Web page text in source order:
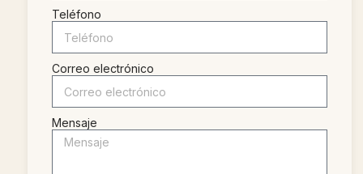
Teléfono
Correo electrónico
Mensaje